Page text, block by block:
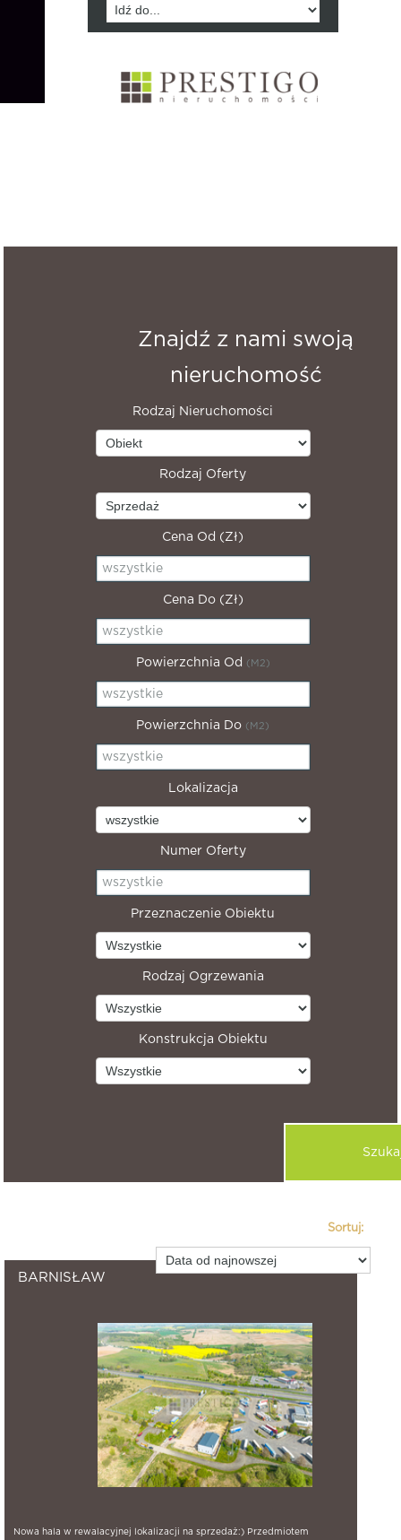
Znajdź z nami swoją
nieruchomość
Rodzaj Nieruchomości
Rodzaj Oferty
Cena Od (zł)
Cena Do (zł)
Powierzchnia Od (m2)
Powierzchnia Do (m2)
Lokalizacja
Numer Oferty
Przeznaczenie Obiektu
Rodzaj Ogrzewania
Konstrukcja Obiektu
Sortuj:
BARNISŁAW
Nowa hala w rewalacyjnej lokalizacji na sprzedaż:) Przedmiotem